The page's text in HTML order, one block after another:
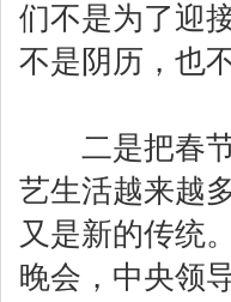
们不是为了迎
不是阴历，也
二是把春节
艺生活越来越
又是新的传统
晚会，中央领